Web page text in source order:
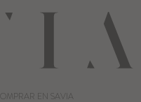
COMPRAR EN SAVIA